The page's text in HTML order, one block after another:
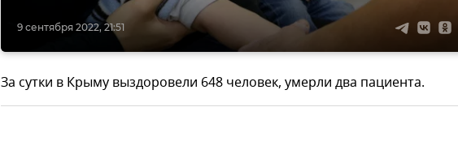
9 сентября 2022, 21:51
За сутки в Крыму выздоровели 648 человек, умерли два пациента.